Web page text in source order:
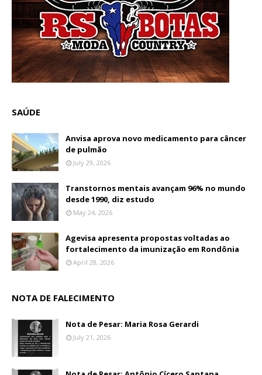
SAÚDE
Anvisa aprova novo medicamento para câncer
de pulmão
July 29, 2026
Transtornos mentais avançam 96% no mundo
desde 1990, diz estudo
May 24, 2026
Agevisa apresenta propostas voltadas ao
fortalecimento da imunização em Rondônia
April 28, 2026
NOTA DE FALECIMENTO
Nota de Pesar: Maria Rosa Gerardi
July 21, 2026